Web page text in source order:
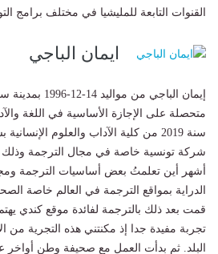
القنوات التابعة للمليشيا في مختلف برامج
ايمان الباجي
إيمان الباجي من
متحصلة على الإجازة الأساسية في اللغة
سنة 2019 من كلية الآداب والعلوم
شركة تونسية خاصة في مجال الترجمة وذلك
أشهر أين تعلمتُ بعض أساسيات الترجمة
الدراية بمواقع الترجمة في العالم خاصة
قمت بعد ذلك بالترجمة لفائدة موقع كندي
تجربة مفيدة جدا إذ مكنتني هذه التجرية من